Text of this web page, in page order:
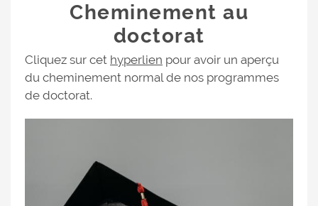
Cheminement au
doctorat
Cliquez sur cet hyperlien pour avoir un aperçu
du cheminement normal de nos programmes
de doctorat.